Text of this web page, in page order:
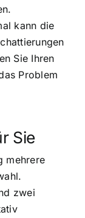
kann die
Sie Ihren
Problem
Sie
mehrere
zwei